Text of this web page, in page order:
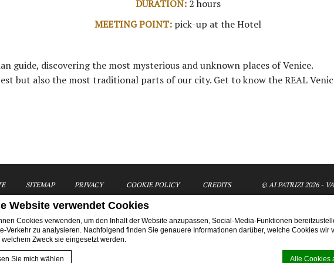
Website verwendet Cookies
Cookies verwenden, um den Inhalt der Website anzupassen, Social-Media-Funktionen
Verkehr zu analysieren. Nachfolgend finden Sie genauere Informationen darüber, welche Cookies wir
welchem Zweck sie eingesetzt werden.
Sie mich wählen Alle Cookies
DURATION:2 hours
MEETING POINT: pick-up at the Hotel
guide, discovering the most mysterious and unknown places of Venice.
but also the most traditional parts of our city. Get to know the REAL
SITEMAP PRIVACY COOKIE POLICY CREDITS © AI PATRIZI 2026 -
Activities - The Hidden Venice Wohnungen Venedig